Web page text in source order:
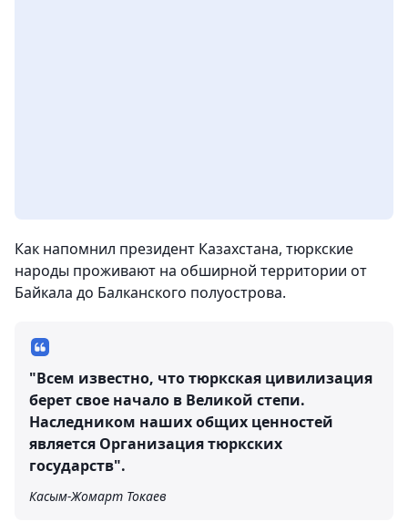
Как напомнил президент Казахстана, тюркские
народы проживают на обширной территории от
Байкала до Балканского полуострова.
"Всем известно, что тюркская цивилизация
берет свое начало в Великой степи.
Наследником наших общих ценностей
является Организация тюркских
государств".
Касым-Жомарт Токаев